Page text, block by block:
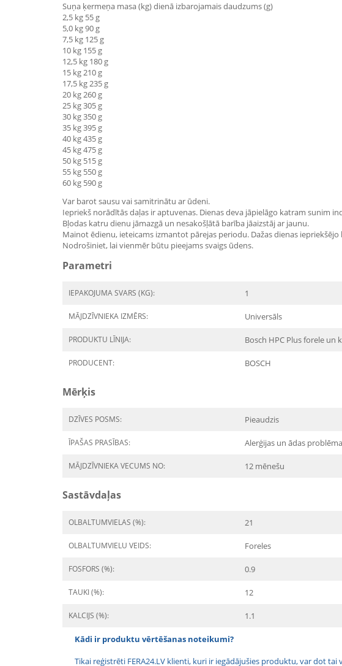
Suņa ķermeņa masa (kg) dienā izbarojamais daudzums (g)
2,5 kg 55 g
5,0 kg 90 g
7,5 kg 125 g
10 kg 155 g
12,5 kg 180 g
15 kg 210 g
17,5 kg 235 g
20 kg 260 g
25 kg 305 g
30 kg 350 g
35 kg 395 g
40 kg 435 g
45 kg 475 g
50 kg 515 g
55 kg 550 g
60 kg 590 g
Var barot sausu vai samitrinātu ar ūdeni.
Iepriekš norādītās daļas ir aptuvenas. Dienas deva jāpielāgo katram sunim
Bļodas katru dienu jāmazgā un nesakošļātā barība jāaizstāj ar jaunu.
Mainot ēdienu, ieteicams izmantot pārejas periodu. Dažas dienas
Nodrošiniet, lai vienmēr būtu pieejams svaigs ūdens.
Parametri
IEPAKOJUMA SVARS (KG): 1
MĀJDZĪVNIEKA IZMĒRS: Universāls
PRODUKTU LĪNIJA: Bosch HPC Plus forele un
PRODUCENT: BOSCH
Mērķis
DZĪVES POSMS: Pieaudzis
ĪPAŠAS PRASĪBAS: Alerģijas un ādas
MĀJDZĪVNIEKA VECUMS NO: 12 mēnešu
Sastāvdaļas
OLBALTUMVIELAS (%): 21
OLBALTUMVIELU VEIDS: Foreles
FOSFORS (%): 0.9
TAUKI (%): 12
KALCIJS (%): 1.1
Kādi ir produktu vērtēšanas noteikumi?
Tikai reģistrēti FERA24.LV klienti, kuri ir iegādājušies produktu, var dot